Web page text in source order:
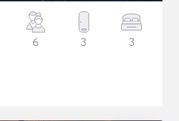
6 3 3